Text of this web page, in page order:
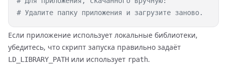
Если приложение использует локальные библиотеки,
убедитесь, что скрипт запуска правильно задаёт
LD_LIBRARY_PATH или использует rpath.